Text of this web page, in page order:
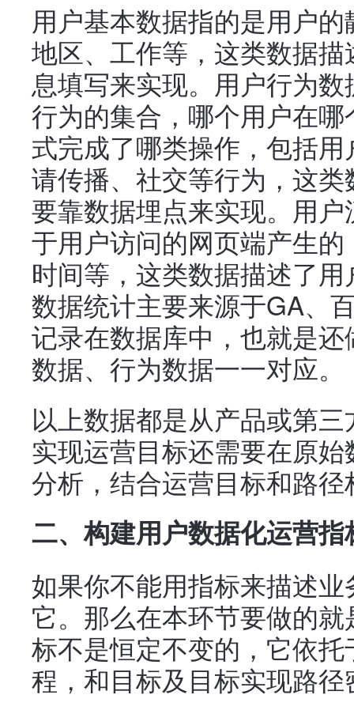
用户基本数据指的是用户
地区、工作等，这类数据
息填写来实现。用户行为
行为的集合，哪个用户在
式完成了哪类操作，包括
请传播、社交等行为，这
要靠数据埋点来实现。用
于用户访问的网页端产生
时间等，这类数据描述了
数据统计主要来源于GA、
记录在数据库中，也就是
数据、行为数据一一对应。
以上数据都是从产品或第
实现运营目标还需要在原
分析，结合运营目标和路
二、构建用户数据化运营指
如果你不能用指标来描述
它。那么在本环节要做的
标不是恒定不变的，它依
程，和目标及目标实现路